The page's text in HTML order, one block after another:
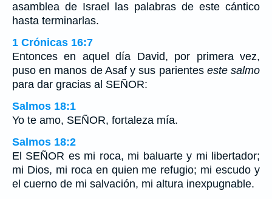
asamblea de Israel las palabras de este cántico
hasta terminarlas.
1 Crónicas 16:7
Entonces en aquel día David, por primera vez,
puso en manos de Asaf y sus parientes este salmo
para dar gracias al SEÑOR:
Salmos 18:1
Yo te amo, SEÑOR, fortaleza mía.
Salmos 18:2
El SEÑOR es mi roca, mi baluarte y mi libertador;
mi Dios, mi roca en quien me refugio; mi escudo y
el cuerno de mi salvación, mi altura inexpugnable.